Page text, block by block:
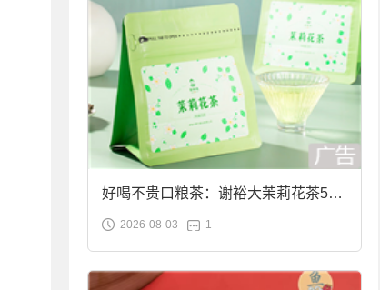
好喝不贵口粮茶：谢裕大茉莉花茶50g
袋装9.9元到手
2026-08-03 1